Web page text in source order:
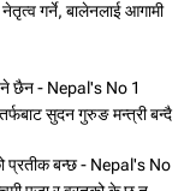
नेतृत्व गर्ने, बालेनलाई आगामी
हुने छैन - Nepal's No 1
सुदन गुरुङ मन्त्री बन्दै
प्रतीक बन्छ - Nepal's No